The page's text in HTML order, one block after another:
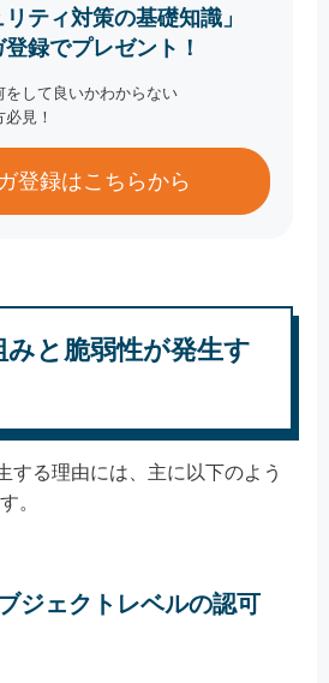
ティ対策の基礎知識」
登録でプレゼント！
をして良いかわからない
見！
登録はこちらから
と脆弱性が発生す
する理由には、主に以下のよう
。
ジェクトレベルの認可